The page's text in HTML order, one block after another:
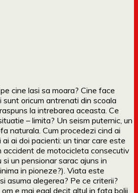
cine lasi sa moara? Cine face
sunt oricum antrenati din scoala
la intrebarea aceasta. Ce
– limita? Un seism puternic, un
naturala. Cum procedezi cind ai
ai ai doi pacienti: un tinar care este
accident de motocicleta consecutiv
un pensionar sarac ajuns in
in pioneze?). Viata este
asuma alegerea? Pe ce criterii?
e mai egal decit altul in fata bolii